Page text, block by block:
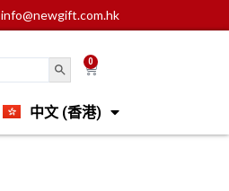
info@newgift.com.hk
0 Cart
中文 (香港)
English